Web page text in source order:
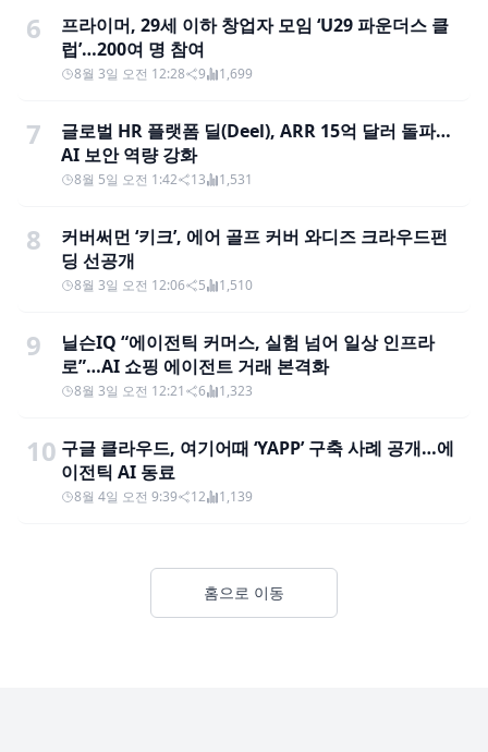
6
프라이머, 29세 이하 창업자 모임 ‘U29 파운더스 클
럽’…200여 명 참여
8월 3일 오전 12:28 9 1,699
7
글로벌 HR 플랫폼 딜(Deel), ARR 15억 달러 돌파…
AI 보안 역량 강화
8월 5일 오전 1:42 13 1,531
8
커버써먼 ‘키크’, 에어 골프 커버 와디즈 크라우드펀
딩 선공개
8월 3일 오전 12:06 5 1,510
9
닐슨IQ “에이전틱 커머스, 실험 넘어 일상 인프라
로”…AI 쇼핑 에이전트 거래 본격화
8월 3일 오전 12:21 6 1,323
10 구글 클라우드, 여기어때 ‘YAPP’ 구축 사례 공개…에
이전틱 AI 동료
8월 4일 오전 9:39 12 1,139
홈으로 이동